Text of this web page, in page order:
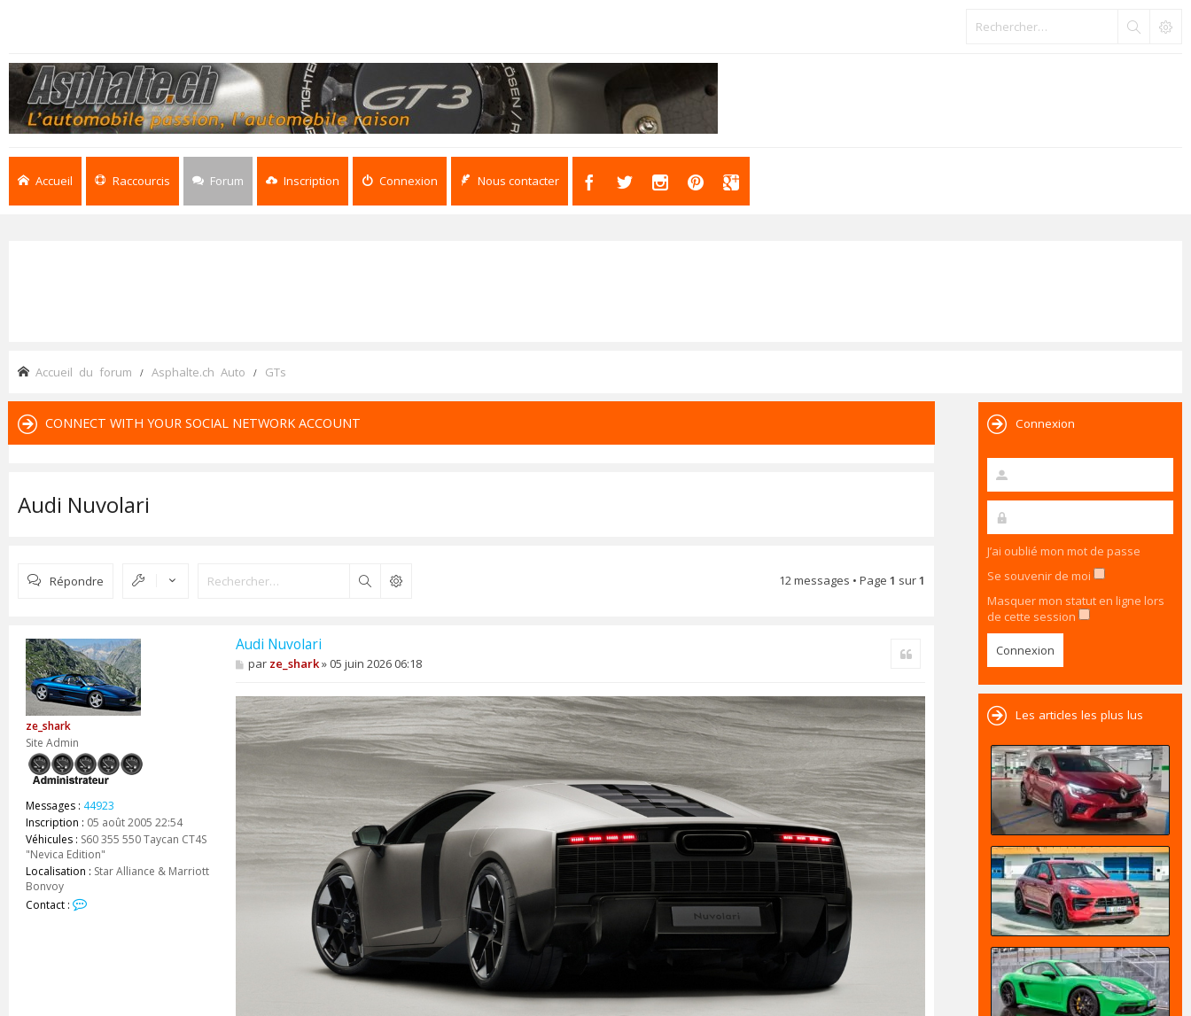
Accueil Raccourcis Forum Inscription Connexion Nous contacter
Accueil du forum Asphalte.ch Auto GTs
CONNECT WITH YOUR SOCIAL NETWORK ACCOUNT
Audi Nuvolari
Répondre Rechercher 12 messages • Page 1 sur1
ze_shark
Site Admin
Messages : 44923
Inscription : 05 août 2005 22:54
Véhicules : S60 355 550 Taycan CT4S
"Nevica Edition"
Localisation : Star Alliance & Marriott
Bonvoy
Contact :
Audi Nuvolari
M
e
s
a
g
e
par ze_shark»05 juin 2026 06:18
Connexion
J’ai oublié mon mot de passe
Se souvenir de moi
Masquer mon statut en ligne lors
de cette session
Les articles les plus lus